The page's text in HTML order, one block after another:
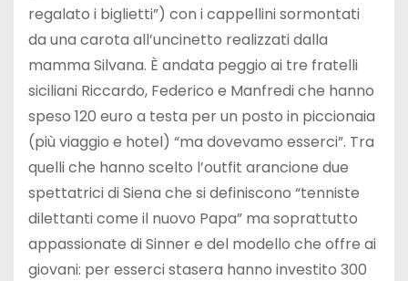
regalato i biglietti”) con i cappellini sormontati
da una carota all’uncinetto realizzati dalla
mamma Silvana. È andata peggio ai tre fratelli
siciliani Riccardo, Federico e Manfredi che hanno
speso 120 euro a testa per un posto in piccionaia
(più viaggio e hotel) “ma dovevamo esserci”. Tra
quelli che hanno scelto l’outfit arancione due
spettatrici di Siena che si definiscono “tenniste
dilettanti come il nuovo Papa” ma soprattutto
appassionate di Sinner e del modello che offre ai
giovani: per esserci stasera hanno investito 300